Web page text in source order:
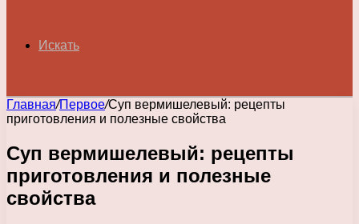
Искать
Главная/Первое/Суп вермишелевый: рецепты
приготовления и полезные свойства
Суп вермишелевый: рецепты
приготовления и полезные
свойства